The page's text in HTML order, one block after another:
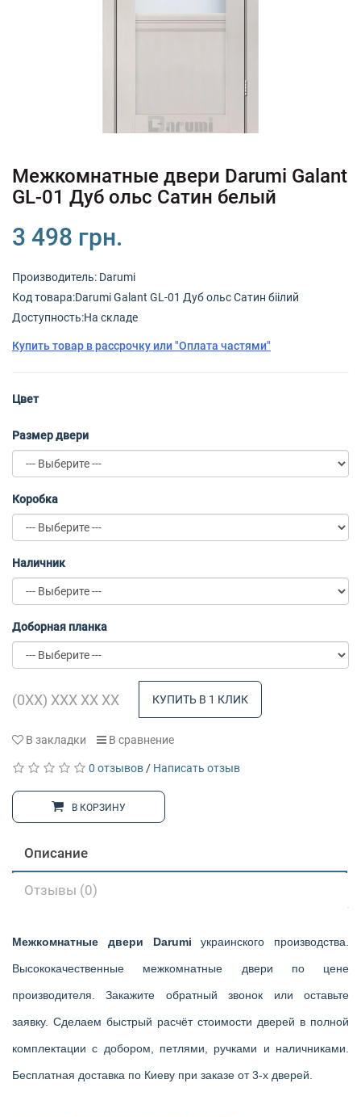
RU UK
Межкомнатные двери Darumi Galant
GL-01 Дуб ольс Сатин белый
3 498 грн.
Производитель: Darumi
Код товарa:Darumi Galant GL-01 Дуб ольс Сатин біілий
Доступность:На складе
Купить товар в рассрочку или "Оплата частями"
Цвет
Размер двери
Коробка
Наличник
Доборная планка
КУПИТЬ В 1 КЛИК
В закладки В сравнение
0 отзывов / Написать отзыв
В КОРЗИНУ
Описание
Отзывы (0)
Межкомнатные двери Darumi украинского производства.
Высококачественные межкомнатные двери по цене
производителя. Закажите обратный звонок или оставьте
заявку. Сделаем быстрый расчёт стоимости дверей в полной
комплектации с добором, петлями, ручками и наличниками.
Бесплатная доставка по Киеву при заказе от 3-х дверей.